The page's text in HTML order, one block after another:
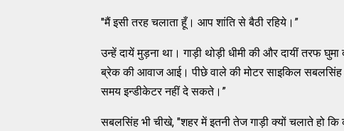
"मैं इसी तरह चलाता हूँ। आप शांति से बैठी रहिये।”
उन्हें दायें मुड़ना था। गाड़ी थोड़ी धीमी की और दायीं तरफ
ब्रेक की आवाज आई। पीछे वाले की मोटर साइकिल
समय इन्डीकेटर नहीं दे सकते।”
सबलसिंह भी चीखे, "शहर में इतनी तेज गाड़ी क्यों चलाते हो